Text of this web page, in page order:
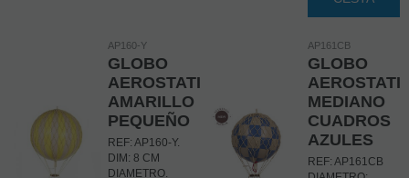
AP160-Y
GLOBO
AEROSTATICO
AMARILLO
PEQUEÑO
REF: AP160-Y.
DIM: 8 CM
DIAMETRO.
AP161CB
GLOBO
MEDIANO
CUADROS
AZULES
REF: AP161CB